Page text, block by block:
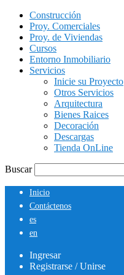
Construcción
Proy. Comerciales
Proy. de Viviendas
Cursos
Entorno Inmobiliario
Servicios
Inicie su Proyecto
Otros Servicios
Arquitectura
Bienes Raices
Decoración
Descargas
Tienda OnLine
Buscar
Inicio
Contáctenos
es
en
Ingresar
Registrarse / Unirse